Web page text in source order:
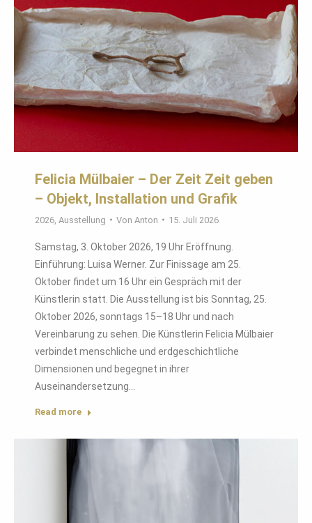
Felicia Mülbaier – Der Zeit Zeit geben
– Objekt, Installation und Grafik
2026 Ausstellung Von Anton 15. Juli 2026
Samstag, 3. Oktober 2026, 19 Uhr Eröffnung.
Einführung: Luisa Werner. Zur Finissage am 25.
Oktober findet um 16 Uhr ein Gespräch mit der
Künstlerin statt. Die Ausstellung ist bis Sonntag, 25.
Oktober 2026, sonntags 15–18 Uhr und nach
Vereinbarung zu sehen. Die Künstlerin Felicia Mülbaier
verbindet menschliche und erdgeschichtliche
Dimensionen und begegnet in ihrer
Auseinandersetzung…
Read more